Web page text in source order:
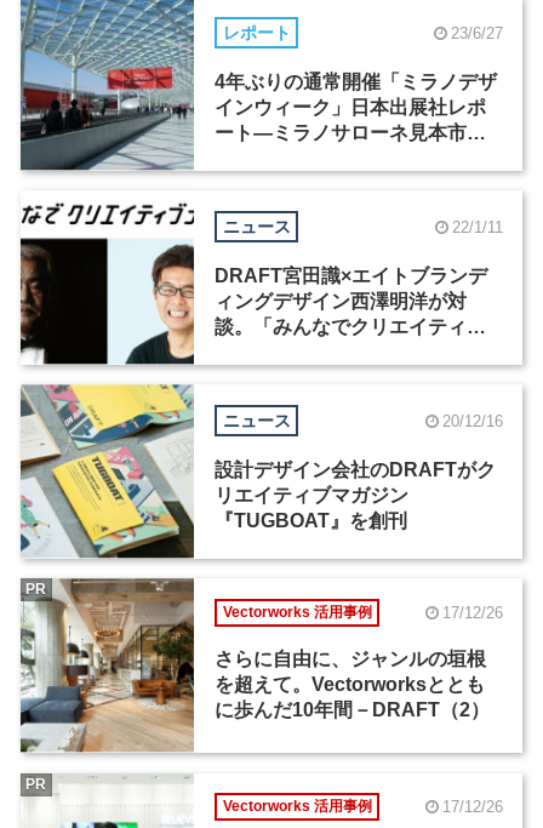
レポート 23/6/27
4年ぶりの通常開催「ミラノデザ
インウィーク」日本出展社レポ
ート―ミラノサローネ見本市会
ニュース 22/1/11
DRAFT宮田識×エイトブランデ
ィングデザイン西澤明洋が対
談。「みんなでクリエイティブ
ニュース 20/12/16
設計デザイン会社のDRAFTがク
リエイティブマガジン
『TUGBOAT』を創刊
Vectorworks 活用事例 17/12/26
さらに自由に、ジャンルの垣根
を超えて。Vectorworksととも
に歩んだ10年間－DRAFT（2）
PR
Vectorworks 活用事例 17/12/26
PR